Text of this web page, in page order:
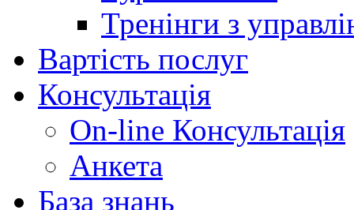
Тренінги з
Вартість послуг
Консультація
On-line Консультація
Анкета
База знань